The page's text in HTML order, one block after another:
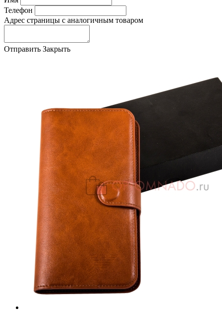
Телефон
Адрес страницы с аналогичным товаром
Отправить Закрыть